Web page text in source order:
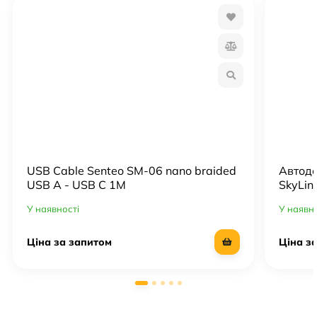
USB Cable Senteo SM-06 nano braided
USB A - USB C 1M
У наявності
Ціна за запитом
У
Ціна